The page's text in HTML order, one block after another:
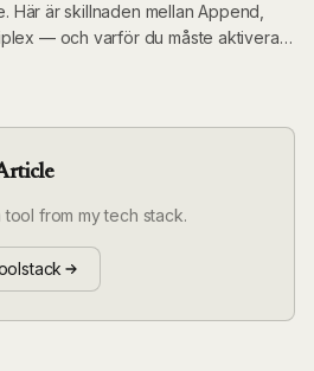
Här är skillnaden mellan Append,
— och varför du måste aktivera
from my tech stack.